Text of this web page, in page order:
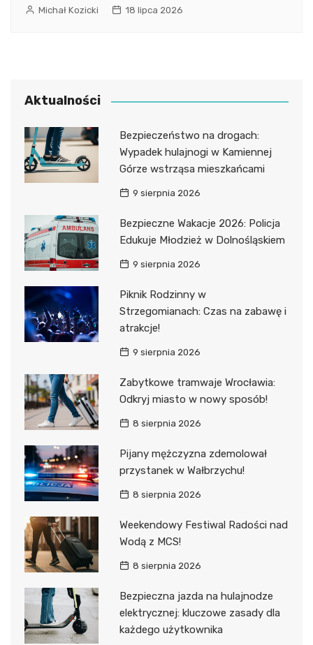
Michał Kozicki 18 lipca 2026
Aktualności
Bezpieczeństwo na drogach:
Wypadek hulajnogi w Kamiennej
Górze wstrząsa mieszkańcami
9 sierpnia 2026
Bezpieczne Wakacje 2026: Policja
Edukuje Młodzież w Dolnośląskiem
9 sierpnia 2026
Piknik Rodzinny w
Strzegomianach: Czas na zabawę i
atrakcje!
9 sierpnia 2026
Zabytkowe tramwaje Wrocławia:
Odkryj miasto w nowy sposób!
8 sierpnia 2026
Pijany mężczyzna zdemolował
przystanek w Wałbrzychu!
8 sierpnia 2026
Weekendowy Festiwal Radości nad
Wodą z MCS!
8 sierpnia 2026
Bezpieczna jazda na hulajnodze
elektrycznej: kluczowe zasady dla
każdego użytkownika